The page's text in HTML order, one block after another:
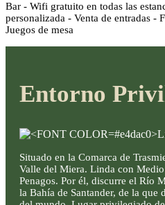
Bar - Wifi gratuito en todas las
personalizada - Venta de entradas -
Juegos de mesa
Entorno
Situado en la Comarca de
Valle del Miera. Linda con
Penagos. Por él, discurre el Río
la Bahía de Santander, de la que